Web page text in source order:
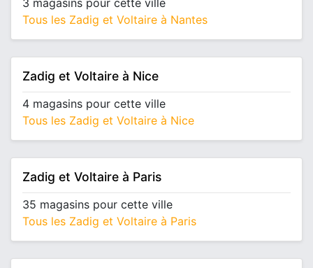
3 magasins pour cette ville
Tous les Zadig et Voltaire à Nantes
Zadig et Voltaire à Nice
4 magasins pour cette ville
Tous les Zadig et Voltaire à Nice
Zadig et Voltaire à Paris
35 magasins pour cette ville
Tous les Zadig et Voltaire à Paris